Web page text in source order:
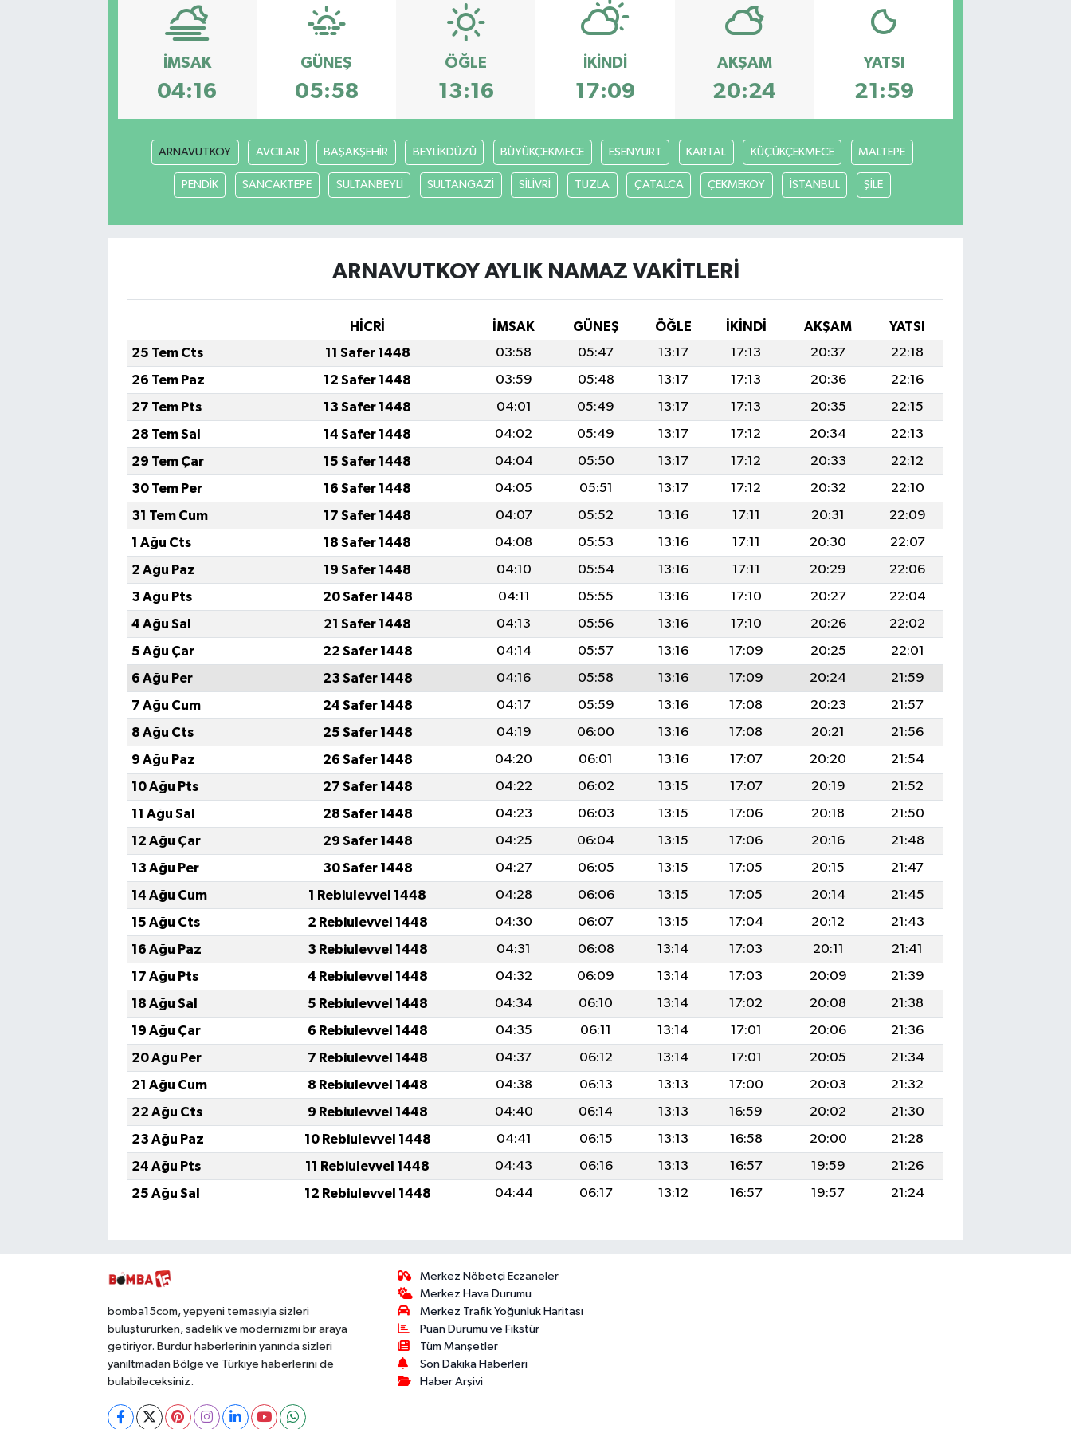
İMSAK
04:16
GÜNEŞ
05:58
ÖĞLE
13:16
İKINDI
17:09
AKŞAM
20:24
YATSI
21:59
ARNAVUTKOY AVCILAR BAŞAKŞEHİR BEYLİKDÜZÜ BÜYÜKÇEKMECE ESENYURT KARTAL KÜÇÜKÇEKMECE MALTEPE
PENDİK SANCAKTEPE SULTANBEYLİ SULTANGAZİ SİLİVRİ TUZLA ÇATALCA ÇEKMEKÖY İSTANBUL ŞİLE
ARNAVUTKOY AYLIK NAMAZ VAKITLERI
HİCRİ İMSAK GÜNEŞ ÖĞLE İKINDI AKŞAM
YATSI
25 Tem Cts
11 Safer 1448 03:58 05:47 13:17 17:13 20:37
22:18
26 Tem Paz
12 Safer 1448 03:59 05:48 13:17 17:13 20:36
22:16
27 Tem Pts
13 Safer 1448 04:01 05:49 13:17 17:13 20:35
22:15
28 Tem Sal
14 Safer 1448 04:02 05:49 13:17 17:12 20:34
22:13
29 Tem Çar
15 Safer 1448 04:04 05:50 13:17 17:12 20:33
22:12
30 Tem Per
16 Safer 1448 04:05 05:51 13:17 17:12 20:32
22:10
31 Tem Cum
17 Safer 1448 04:07 05:52 13:16 17:11 20:31
22:09
1 Ağu Cts
18 Safer 1448 04:08 05:53 13:16 17:11 20:30
22:07
2 Ağu Paz
19 Safer 1448 04:10 05:54 13:16 17:11 20:29
22:06
3 Ağu Pts
20 Safer 1448 04:11 05:55 13:16 17:10 20:27
22:04
4 Ağu Sal
21 Safer 1448 04:13 05:56 13:16 17:10 20:26
22:02
5 Ağu Çar
22 Safer 1448 04:14 05:57 13:16 17:09 20:25
22:01
6 Ağu Per
23 Safer 1448 04:16 05:58 13:16 17:09 20:24
21:59
7 Ağu Cum
24 Safer 1448 04:17 05:59 13:16 17:08 20:23
21:57
8 Ağu Cts
25 Safer 1448 04:19 06:00 13:16 17:08 20:21
21:56
9 Ağu Paz
26 Safer 1448 04:20 06:01 13:16 17:07 20:20
21:54
10 Ağu Pts
27 Safer 1448 04:22 06:02 13:15 17:07 20:19
21:52
11 Ağu Sal
28 Safer 1448 04:23 06:03 13:15 17:06 20:18
21:50
12 Ağu Çar
29 Safer 1448 04:25 06:04 13:15 17:06 20:16
21:48
13 Ağu Per
30 Safer 1448 04:27 06:05 13:15 17:05 20:15
21:47
14 Ağu Cum
1 Rebiulevvel 1448 04:28 06:06 13:15 17:05 20:14
21:45
15 Ağu Cts
2 Rebiulevvel 1448 04:30 06:07 13:15 17:04 20:12
21:43
16 Ağu Paz
3 Rebiulevvel 1448 04:31 06:08 13:14 17:03 20:11
21:41
17 Ağu Pts
4 Rebiulevvel 1448 04:32 06:09 13:14 17:03 20:09
21:39
18 Ağu Sal
5 Rebiulevvel 1448 04:34 06:10 13:14 17:02 20:08
21:38
19 Ağu Çar
6 Rebiulevvel 1448 04:35 06:11 13:14 17:01 20:06
21:36
20 Ağu Per
7 Rebiulevvel 1448 04:37 06:12 13:14 17:01 20:05
21:34
21 Ağu Cum
8 Rebiulevvel 1448 04:38 06:13 13:13 17:00 20:03
21:32
22 Ağu Cts
9 Rebiulevvel 1448 04:40 06:14 13:13 16:59 20:02
21:30
23 Ağu Paz
10 Rebiulevvel 1448 04:41 06:15 13:13 16:58 20:00
21:28
24 Ağu Pts
11 Rebiulevvel 1448 04:43 06:16 13:13 16:57 19:59
21:26
25 Ağu Sal
12 Rebiulevvel 1448 04:44 06:17 13:12 16:57 19:57 21:24
bomba15com, yepyeni temasıyla sizleri
buluştururken, sadelik ve modernizmi bir araya
getiriyor. Burdur haberlerinin yanında sizleri
yanıltmadan Bölge ve Türkiye haberlerini de
bulabileceksiniz.
Merkez Nöbetçi Eczaneler
Merkez Hava Durumu
Merkez Trafik Yoğunluk Haritası
Puan Durumu ve Fikstür
Tüm Manşetler
Son Dakika Haberleri
Haber Arşivi